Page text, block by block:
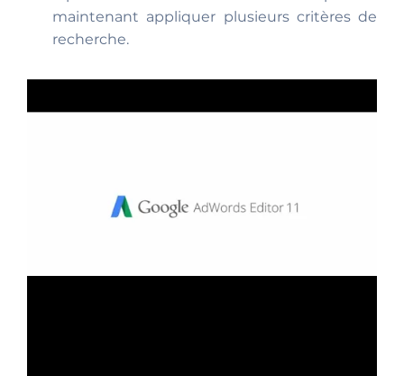
maintenant appliquer plusieurs critères de
recherche.